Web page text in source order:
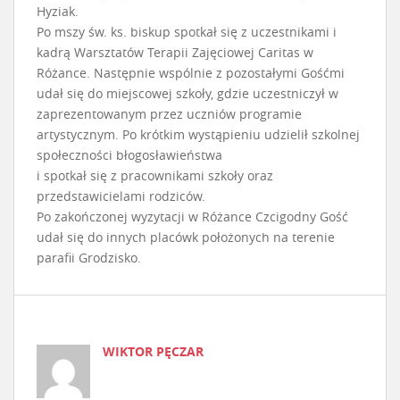
Hyziak.
Po mszy św. ks. biskup spotkał się z uczestnikami i
kadrą Warsztatów Terapii Zajęciowej Caritas w
Różance. Następnie wspólnie z pozostałymi Gośćmi
udał się do miejscowej szkoły, gdzie uczestniczył w
zaprezentowanym przez uczniów programie
artystycznym. Po krótkim wystąpieniu udzielił szkolnej
społeczności błogosławieństwa
i spotkał się z pracownikami szkoły oraz
przedstawicielami rodziców.
Po zakończonej wyzytacji w Różance Czcigodny Gość
udał się do innych placówk położonych na terenie
parafii Grodzisko.
WIKTOR PĘCZAR